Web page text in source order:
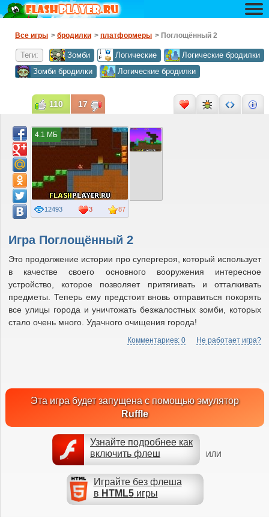
Все игры > бродилки > платформеры > Поглощённый 2
Теги: Зомби Логические
Логические бродилки
Зомби бродилки
Логические бродилки
Игра Поглощённый 2
Это продолжение истории про супергероя, который использует
в качестве своего основного вооружения интересное
устройство, которое позволяет притягивать и отталкивать
предметы. Теперь ему предстоит вновь отправиться покорять
все улицы города и уничтожать безжалостных зомби, которых
стало очень много. Удачного очищения города!
Комментариев: 0 Не работает игра?
Эта игра будет запущена с помощью эмулятор
Ruffle
Узнайте подробнее как
включить флеш
ИЛИ
Играйте без флеша
в HTML5игры
87
12493 3
4.1 МБ
110 17